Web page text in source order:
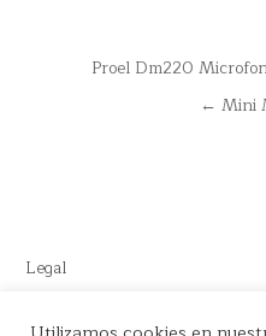
Navegación
Proel Dm220
← Mini
Legal
Este sitio recomienda